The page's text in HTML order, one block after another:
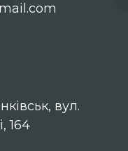
вул.
164